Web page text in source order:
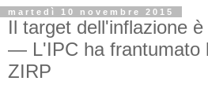
martedì 10 novembre 2015
Il target dell'inflazione
— L'IPC ha frantumato
ZIRP